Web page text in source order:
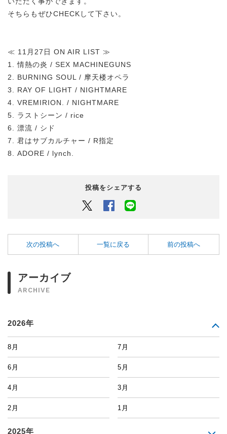
そちらもぜひCHECKして下さい。
≪ 11月27日 ON AIR LIST ≫
1. 情熱の炎 / SEX MACHINEGUNS
2. BURNING SOUL / 摩天楼オペラ
3. RAY OF LIGHT / NIGHTMARE
4. VREMIRION. / NIGHTMARE
5. ラストシーン / rice
6. 漂流 / シド
7. 君はサブカルチャー / R指定
8. ADORE / lynch.
投稿をシェアする
Twitter Facebook
次の投稿へ 一覧に戻る 前の投稿へ
アーカイブ
ARCHIVE
2026年
8月 7月
6月 5月
4月 3月
2月 1月
2025年